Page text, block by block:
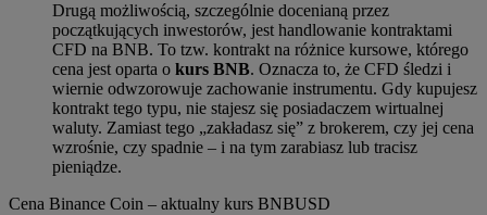
Drugą możliwością, szczególnie docenianą przez
początkujących inwestorów, jest handlowanie kontraktami
CFD na BNB. To tzw. kontrakt na różnice kursowe, którego
cena jest oparta o kurs BNB. Oznacza to, że CFD śledzi i
wiernie odwzorowuje zachowanie instrumentu. Gdy kupujesz
kontrakt tego typu, nie stajesz się posiadaczem wirtualnej
waluty. Zamiast tego „zakładasz się” z brokerem, czy jej cena
wzrośnie, czy spadnie – i na tym zarabiasz lub tracisz
pieniądze.
Cena Binance Coin – aktualny kurs BNBUSD